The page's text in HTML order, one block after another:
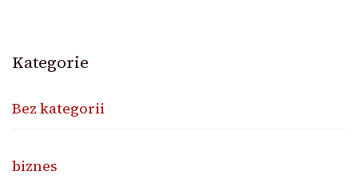
Kategorie
Bez kategorii
biznes